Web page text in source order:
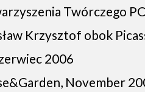
Twórczego
Krzysztof obok
2006
November